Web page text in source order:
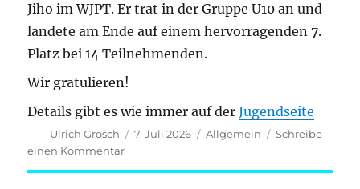
Jiho im WJPT. Er trat in der Gruppe U10 an und
landete am Ende auf einem hervorragenden 7.
Platz bei 14 Teilnehmenden.
Wir gratulieren!
Details gibt es wie immer auf derJugendseite
Autor
Ulrich Grosch
Veröffentlicht
7. Juli 2026 Kategorien
Allgemein
Schreibe
einen Kommentarzu
WAM